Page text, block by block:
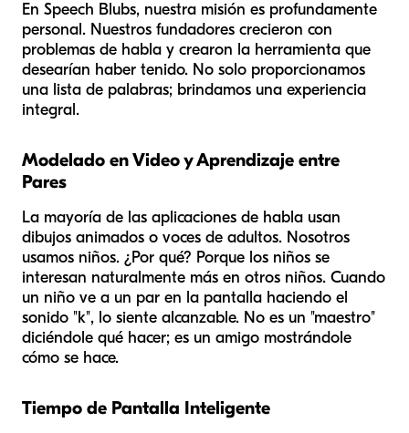
En Speech Blubs, nuestra misión es profundamente
personal. Nuestros fundadores crecieron con
problemas de habla y crearon la herramienta que
desearían haber tenido. No solo proporcionamos
una lista de palabras; brindamos una experiencia
integral.
Modelado en Video y Aprendizaje entre
Pares
La mayoría de las aplicaciones de habla usan
dibujos animados o voces de adultos. Nosotros
usamos niños. ¿Por qué? Porque los niños se
interesan naturalmente más en otros niños. Cuando
un niño ve a un par en la pantalla haciendo el
sonido "k", lo siente alcanzable. No es un "maestro"
diciéndole qué hacer; es un amigo mostrándole
cómo se hace.
Tiempo de Pantalla Inteligente